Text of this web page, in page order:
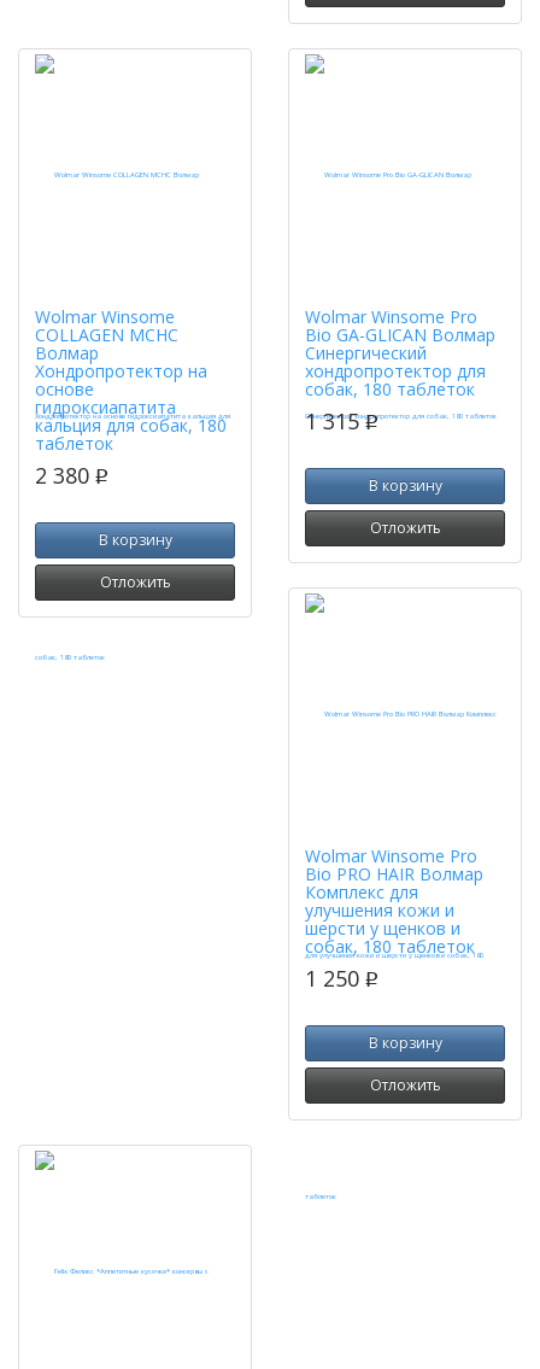
Wolmar Winsome
COLLAGEN MCHC
Волмар
Хондропротектор на
основе
гидроксиапатита
кальция для собак, 180
таблеток
2 380 p
В корзину
Отложить
Wolmar Winsome Pro
Bio GA-GLICAN Волмар
Синергический
хондропротектор для
собак, 180 таблеток
1 315p
В корзину
Отложить
Wolmar Winsome Pro
Bio PRO HAIR Волмар
Комплекс для
улучшения кожи и
шерсти у щенков и
собак, 180 таблеток
1 250 p
В корзину
Отложить